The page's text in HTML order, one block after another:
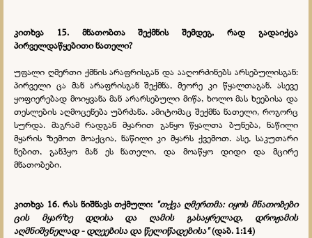
კითხვა 15.
მნათობთა შექმნის შემდეგ, რად გადაიქცა
პირველდაწყებითი ნათელი?
უფალი ღმერთი ქმნის არაფრისგან და ააღორძინებს არსებულისგან:
პირველი ცა მან არაფრისგან შექმნა, მეორე კი წყალთაგან. ასევე
ყოფიერებად მოიყვანა მან არარსებული მიწა, ხოლო მას ხეებისა და
თესლების აღმოცენება უბრძანა. ამიტომაც შექმნა ნათელი, როგორც
სურდა. მაგრამ რადგან მყარით განყო წყალთა ბუნება, ნაწილი
მყარის ზემოთ მოაქცია, ნაწილი კი მყარს ქვემოთ. ასე, საკუთარი
ნებით, განჰყო მან ეს ნათელი, და მოაწყო დიდი და მცირე
მნათობები.
კითხვა 16. რას ნიშნავს თქმული: "თქვა ღმერთმა: იყოს მნათობები
ცის მყარზე დღისა და ღამის გასაყრელად, დროჟამის
აღმნიშვნელად - დღეებისა და წელიწადებისა"(დაბ. 1:14)